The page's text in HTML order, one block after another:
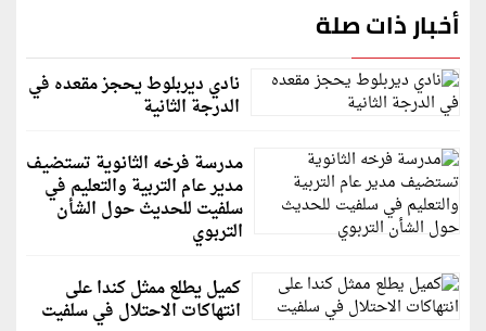
أخبار ذات صلة
نادي ديربلوط يحجز مقعده في
الدرجة الثانية
مدرسة فرخه الثانوية تستضيف
مدير عام التربية والتعليم في
سلفيت للحديث حول الشأن
التربوي
كميل يطلع ممثل كندا على
انتهاكات الاحتلال في سلفيت